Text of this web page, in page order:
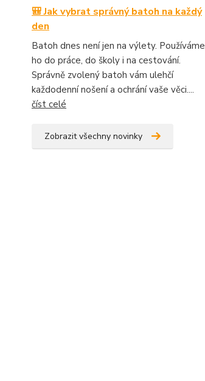
🎒 Jak vybrat správný batoh na každý
den
Batoh dnes není jen na výlety. Používáme
ho do práce, do školy i na cestování.
Správně zvolený batoh vám ulehčí
každodenní nošení a ochrání vaše věci....
číst celé
Zobrazit všechny novinky